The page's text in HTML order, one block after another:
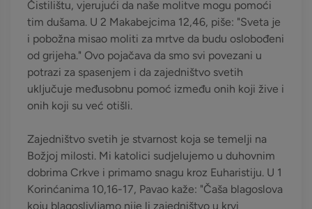
Čistilištu, vjerujući da naše molitve mogu pomoći
tim dušama. U 2 Makabejcima 12,46, piše: "Sveta je
i pobožna misao moliti za mrtve da budu oslobođeni
od grijeha." Ovo pojačava da smo svi povezani u
potrazi za spasenjem i da zajedništvo svetih
uključuje međusobnu pomoć između onih koji žive i
onih koji su već otišli.
Zajedništvo svetih je stvarnost koja se temelji na
Božjoj milosti. Mi katolici sudjelujemo u duhovnim
dobrima Crkve i primamo snagu kroz Euharistiju. U 1
Korinćanima 10,16-17, Pavao kaže: "Čaša blagoslova
koju blagoslivljamo nije li zajedništvo u krvi